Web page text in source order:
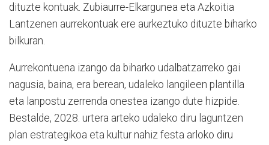
dituzte kontuak. Zubiaurre-Elkargunea eta Azkoitia
Lantzenen aurrekontuak ere aurkeztuko dituzte biharko
bilkuran.
Aurrekontuena izango da biharko udalbatzarreko gai
nagusia, baina, era berean, udaleko langileen plantilla
eta lanpostu zerrenda onestea izango dute hizpide.
Bestalde, 2028. urtera arteko udaleko diru laguntzen
plan estrategikoa eta kultur nahiz festa arloko diru